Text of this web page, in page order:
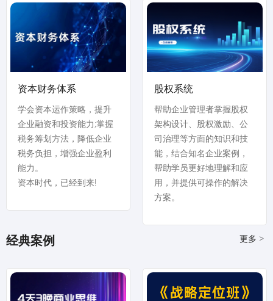
资本财务体系
学会资本运作策略，提升
企业融资和投资能力;掌握
税务筹划方法，降低企业
税务负担，增强企业盈利
能力。
资本时代，已经到来!
股权系统
帮助企业管理者掌握股权
架构设计、股权激励、公
司治理等方面的知识和技
能，结合知名企业案例，
帮助学员更好地理解和应
用，并提供可操作的解决
方案。
经典案例 更多 >